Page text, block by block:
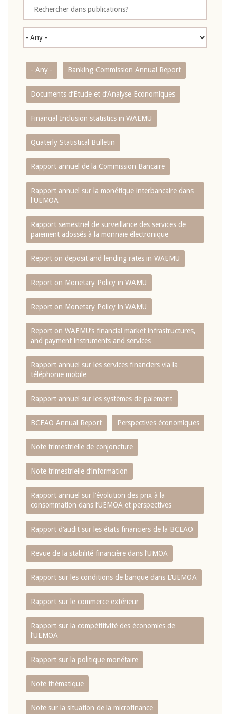
- Any - Banking Commission Annual Report
Documents d’Etude et d’Analyse Economiques
Financial Inclusion statistics in WAEMU
Quaterly Statistical Bulletin
Rapport annuel de la Commission Bancaire
Rapport annuel sur la monétique interbancaire dans
l'UEMOA
Rapport semestriel de surveillance des services de
paiement adossés à la monnaie électronique
Report on deposit and lending rates in WAEMU
Report on Monetary Policy in WAMU
Report on Monetary Policy in WAMU
Report on WAEMU’s financial market infrastructures,
and payment instruments and services
Rapport annuel sur les services financiers via la
téléphonie mobile
Rapport annuel sur les systèmes de paiement
BCEAO Annual Report Perspectives économiques
Note trimestrielle de conjoncture
Note trimestrielle d‘information
Rapport annuel sur l‘évolution des prix à la
consommation dans l‘UEMOA et perspectives
Rapport d‘audit sur les états financiers de la BCEAO
Revue de la stabilité financière dans l‘UMOA
Rapport sur les conditions de banque dans L‘UEMOA
Rapport sur le commerce extérieur
Rapport sur la compétitivité des économies de
l‘UEMOA
Rapport sur la politique monétaire
Note thématique
Note sur la situation de la microfinance